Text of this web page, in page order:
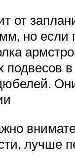
от
но если
в
лучше